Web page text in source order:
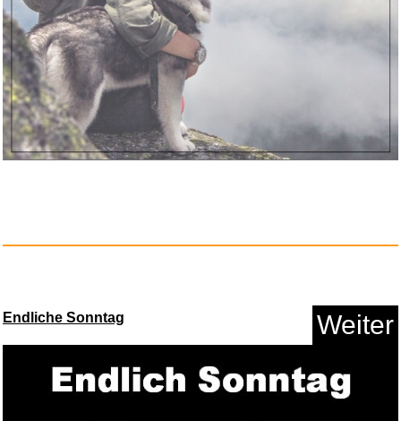
Endliche Sonntag Weiter